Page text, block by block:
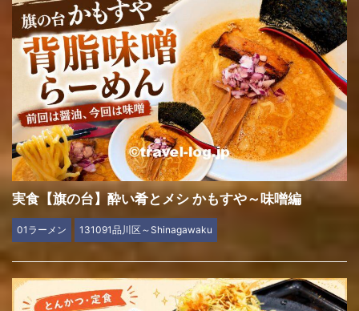
実食【旗の台】酔い肴とメシ かもすや～味噌編
01ラーメン 131091品川区～Shinagawaku